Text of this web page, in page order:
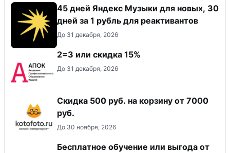
45 дней Яндекс Музыки для новых, 30
дней за 1 рубль для реактивантов
До 31 декабря, 2026
2=3 или скидка 15%
До 31 декабря, 2026
Скидка 500 руб. на корзину от 7000
руб.
До 30 ноября, 2026
Бесплатное обучение или выгода от